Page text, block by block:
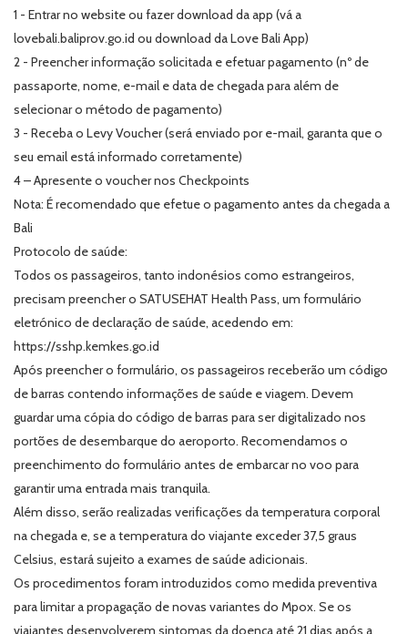
1 - Entrar no website ou fazer download da app (vá a
lovebali.baliprov.go.id ou download da Love Bali App)
2 - Preencher informação solicitada e efetuar pagamento (nº de
passaporte, nome, e-mail e data de chegada para além de
selecionar o método de pagamento)
3 - Receba o Levy Voucher (será enviado por e-mail, garanta que o
seu email está informado corretamente)
4 – Apresente o voucher nos Checkpoints
Nota: É recomendado que efetue o pagamento antes da chegada a
Bali
Protocolo de saúde:
Todos os passageiros, tanto indonésios como estrangeiros,
precisam preencher o SATUSEHAT Health Pass, um formulário
eletrónico de declaração de saúde, acedendo em:
https://sshp.kemkes.go.id
Após preencher o formulário, os passageiros receberão um código
de barras contendo informações de saúde e viagem. Devem
guardar uma cópia do código de barras para ser digitalizado nos
portões de desembarque do aeroporto. Recomendamos o
preenchimento do formulário antes de embarcar no voo para
garantir uma entrada mais tranquila.
Além disso, serão realizadas verificações da temperatura corporal
na chegada e, se a temperatura do viajante exceder 37,5 graus
Celsius, estará sujeito a exames de saúde adicionais.
Os procedimentos foram introduzidos como medida preventiva
para limitar a propagação de novas variantes do Mpox. Se os
viajantes desenvolverem sintomas da doença até 21 dias após a